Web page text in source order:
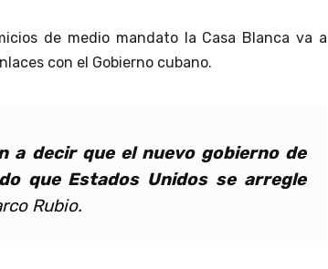
de medio mandato la Casa Blanca va a
con el Gobierno cubano.
a decir que el nuevo gobierno de
que Estados Unidos se arregle
Rubio.